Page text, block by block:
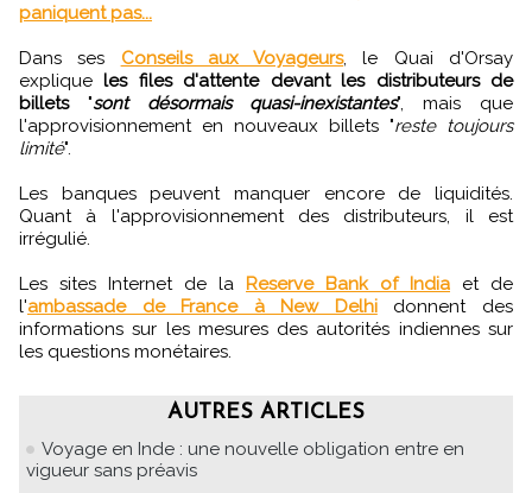
paniquent pas...
Dans ses Conseils aux Voyageurs, le Quai d'Orsay
expliqueles files d'attente devant les distributeurs de
billets"sont désormais quasi-inexistantes", mais que
l'approvisionnement en nouveaux billets "reste toujours
limité".
Les banques peuvent manquer encore de liquidités.
Quant à l'approvisionnement des distributeurs, il est
irrégulié.
Les sites Internet de la Reserve Bank of India et de
l'ambassade de France à New Delhidonnent des
informations sur les mesures des autorités indiennes sur
les questions monétaires.
AUTRES ARTICLES
Voyage en Inde : une nouvelle obligation entre en
vigueur sans préavis